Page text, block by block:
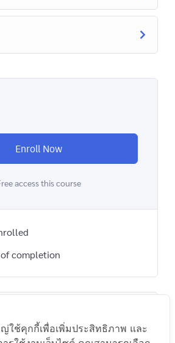
Enroll Now
access this course
completion
ใช้คุกกี้เพื่อเพิ่มประสิทธิภาพ และ